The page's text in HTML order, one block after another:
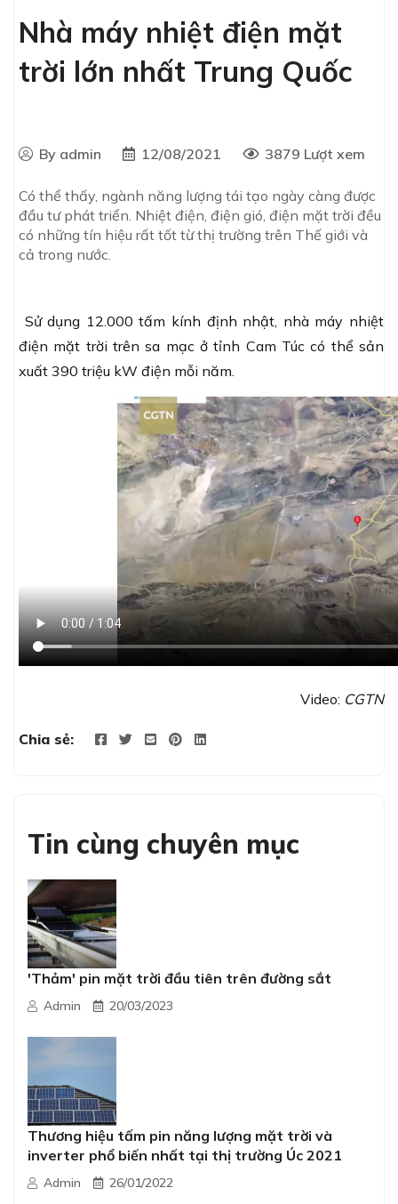
Nhà máy nhiệt điện mặt
trời lớn nhất Trung Quốc
By admin 12/08/2021 3879 Lượt xem
Có thể thấy, ngành năng lượng tái tạo ngày càng được
đầu tư phát triển. Nhiệt điện, điện gió, điện mặt trời đều
có những tín hiệu rất tốt từ thị trường trên Thế giới và
cả trong nước.
Sử dụng 12.000 tấm kính định nhật, nhà máy nhiệt
điện mặt trời trên sa mạc ở tỉnh Cam Túc có thể sản
xuất 390 triệu kW điện mỗi năm.
Video: CGTN
Chia sẻ:
Tin cùng chuyên mục
'Thảm' pin mặt trời đầu tiên trên đường sắt
Admin 20/03/2023
Thương hiệu tấm pin năng lượng mặt trời và
inverter phổ biến nhất tại thị trường Úc 2021
Admin 26/01/2022